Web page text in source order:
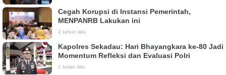
Cegah Korupsi di Instansi Pemerintah,
MENPANRB Lakukan ini
2 tahun lalu
Kapolres Sekadau: Hari Bhayangkara ke-80 Jadi
Momentum Refleksi dan Evaluasi Polri
1 bulan lalu